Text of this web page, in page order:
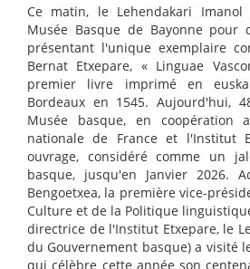
Ce matin, le Lehendakari
Musée Basque de Bayonne pour
présentant l'unique exemplaire
Bernat Etxepare, « Linguae
premier livre imprimé en
Bordeaux en 1545. Aujourd'hui,
Musée basque, en coopération
nationale de France et l'Institut
ouvrage, considéré comme un
basque, jusqu'en Janvier 2026.
Bengoetxea, la première vice-
Culture et de la Politique
directrice de l'Institut Etxepare, le
du Gouvernement basque) a visité
qui célèbre cette année son